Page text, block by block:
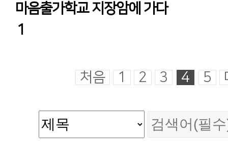
마음출가학교 지장암에 가다
1
처음 1 2 3 4 5